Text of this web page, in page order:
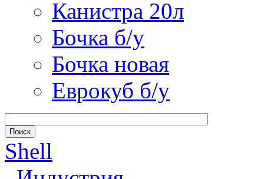
Канистра 20л
Бочка б/у
Бочка новая
Еврокуб б/у
Shell